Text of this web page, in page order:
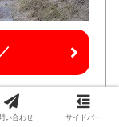
い合わせ サイドバー